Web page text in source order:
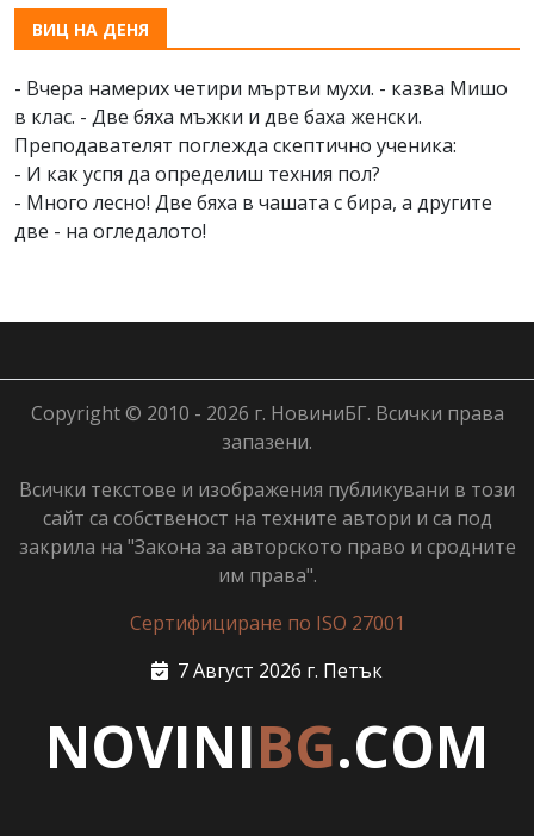
ВИЦ НА ДЕНЯ
- Вчера намерих четири мъртви мухи. - казва Мишо
в клас. - Две бяха мъжки и две баха женски.
Преподавателят поглежда скептично ученика:
- И как успя да определиш техния пол?
- Много лесно! Две бяха в чашата с бира, а другите
две - на огледалото!
Copyright © 2010 - 2026 г. НовиниБГ. Всички права
запазени.
Всички текстове и изображения публикувани в този
сайт са собственост на техните автори и са под
закрила на "Закона за авторското право и сродните
им права".
Сертифициране по ISO 27001
7 Август 2026 г. Петък
NOVINIBG.COM